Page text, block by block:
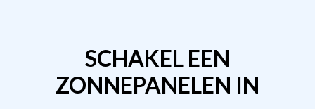
SCHAKEL EEN
ZONNEPANELEN IN